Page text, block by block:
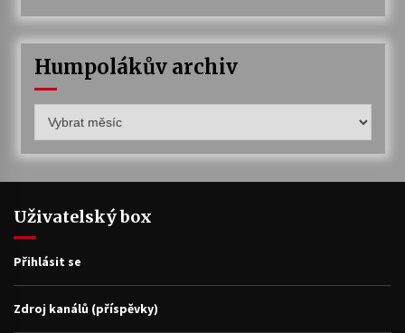
Humpolákův archiv
archiv
Uživatelský box
Přihlásit se
Zdroj kanálů (příspěvky)